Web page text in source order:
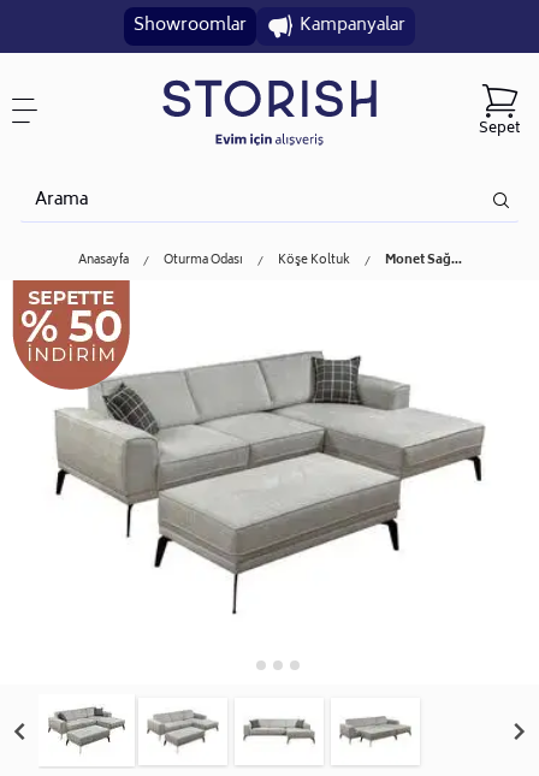
Showroomlar Kampanyalar
Sepet
Anasayfa Oturma Odası Köşe Koltuk Monet Sağ...